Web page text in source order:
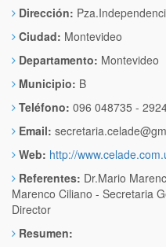
Dirección:
Ciudad: Montevideo
Departamento: Montevideo
Municipio: B
Teléfono: 096 048735 -
Email:
Web: http://
Referentes: Dr.Mario
Marenco Ciliano - Secretaria
Director
Resumen: